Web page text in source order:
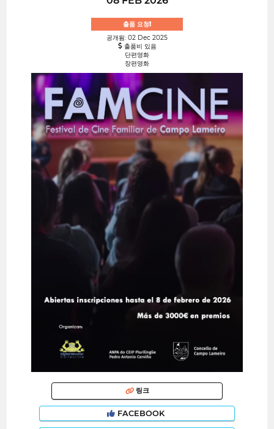
출품 요청!
공개됨: 02 Dec 2025
출품비 있음
단편영화
장편영화
링크
FACEBOOK